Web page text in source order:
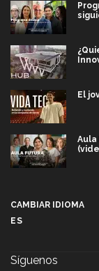
El
CAMBIAR IDIOMA
ES
Síguenos